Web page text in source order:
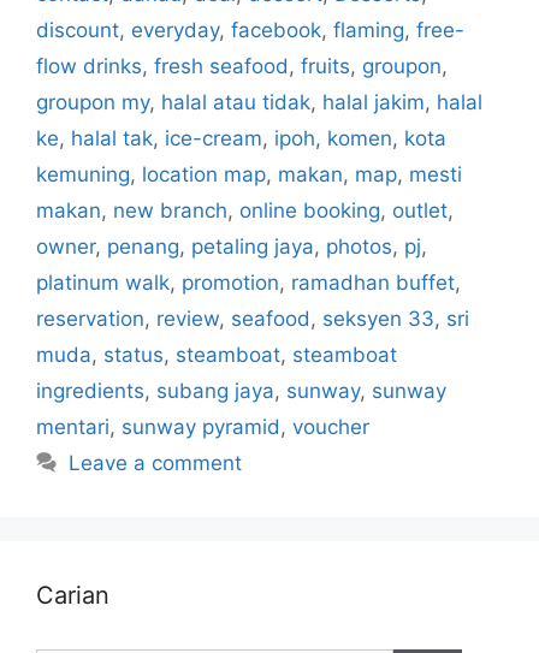
discount, everyday, facebook, flaming, free-
flow drinks, fresh seafood , fruits, groupon,
groupon my, halal atau tidak, halal jakim, halal
ke, halal tak, ice-cream, ipoh, komen, kota
kemuning, location map, makan, map, mesti
makan, new branch, online booking, outlet,
owner, penang, petaling jaya, photos, pj,
platinum walk, promotion, ramadhan buffet,
reservation, review, seafood , seksyen 33, sri
muda, status, steamboat, steamboat
ingredients, subang jaya, sunway, sunway
mentari, sunway pyramid , voucher
Leave a comment
Carian